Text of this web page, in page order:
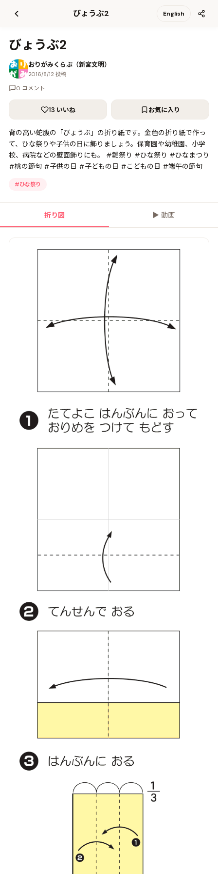
びょうぶ2 English
びょうぶ2
おりがみくらぶ（新宮文明）
2016/8/12 投稿
0 コメント
13 いいね お気に入り
背の高い蛇腹の「びょうぶ」の折り紙です。金色の折り紙で作っ
て、ひな祭りや子供の日に飾りましょう。保育園や幼稚園、小学
校、病院などの壁面飾りにも。 #雛祭り #ひな祭り #ひなまつり
#桃の節句 #子供の日 #子どもの日 #こどもの日 #端午の節句
#ひな祭り
折り図 ▶ 動画